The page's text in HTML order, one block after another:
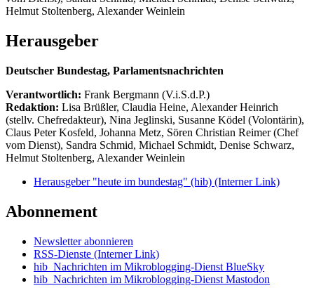
Helmut Stoltenberg, Alexander Weinlein
Herausgeber
Deutscher Bundestag, Parlamentsnachrichten
Verantwortlich: Frank Bergmann (V.i.S.d.P.)
Redaktion: Lisa Brüßler, Claudia Heine, Alexander Heinrich
(stellv. Chefredakteur), Nina Jeglinski, Susanne Ködel (Volontärin),
Claus Peter Kosfeld, Johanna Metz, Sören Christian Reimer (Chef
vom Dienst), Sandra Schmid, Michael Schmidt, Denise Schwarz,
Helmut Stoltenberg, Alexander Weinlein
Herausgeber "heute im bundestag" (hib) (Interner Link)
Abonnement
Newsletter abonnieren
RSS-Dienste (Interner Link)
hib_Nachrichten im Mikroblogging-Dienst BlueSky
hib_Nachrichten im Mikroblogging-Dienst Mastodon